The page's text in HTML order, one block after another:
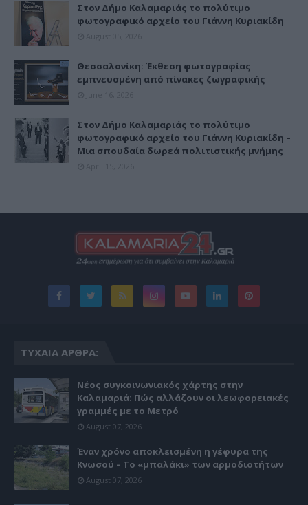
Στον Δήμο Καλαμαριάς το πολύτιμο
φωτογραφικό αρχείο του Γιάννη Κυριακίδη
Θεσσαλονίκη: Έκθεση φωτογραφίας
εμπνευσμένη από πίνακες ζωγραφικής
Στον Δήμο Καλαμαριάς το πολύτιμο
φωτογραφικό αρχείο του Γιάννη Κυριακίδη –
Μια σπουδαία δωρεά πολιτιστικής μνήμης
ΤΥΧΑΊΑ ΆΡΘΡΑ:
Νέος συγκοινωνιακός χάρτης στην
Καλαμαριά: Πώς αλλάζουν οι λεωφορειακές
γραμμές με το Μετρό
August 07, 2026
Έναν χρόνο αποκλεισμένη η γέφυρα της
Κνωσού – Το «μπαλάκι» των αρμοδιοτήτων
August 07, 2026